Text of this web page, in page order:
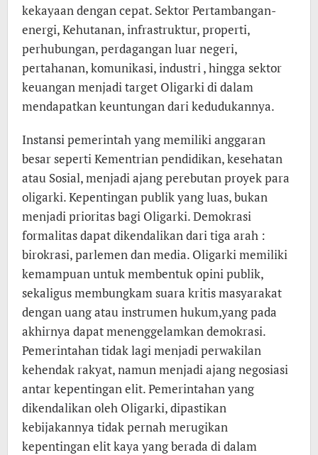
kekayaan dengan cepat. Sektor Pertambangan-
energi, Kehutanan, infrastruktur, properti,
perhubungan, perdagangan luar negeri,
pertahanan, komunikasi, industri , hingga sektor
keuangan menjadi target Oligarki di dalam
mendapatkan keuntungan dari kedudukannya.
Instansi pemerintah yang memiliki anggaran
besar seperti Kementrian pendidikan, kesehatan
atau Sosial, menjadi ajang perebutan proyek para
oligarki. Kepentingan publik yang luas, bukan
menjadi prioritas bagi Oligarki. Demokrasi
formalitas dapat dikendalikan dari tiga arah :
birokrasi, parlemen dan media. Oligarki memiliki
kemampuan untuk membentuk opini publik,
sekaligus membungkam suara kritis masyarakat
dengan uang atau instrumen hukum,yang pada
akhirnya dapat menenggelamkan demokrasi.
Pemerintahan tidak lagi menjadi perwakilan
kehendak rakyat, namun menjadi ajang negosiasi
antar kepentingan elit. Pemerintahan yang
dikendalikan oleh Oligarki, dipastikan
kebijakannya tidak pernah merugikan
kepentingan elit kaya yang berada di dalam